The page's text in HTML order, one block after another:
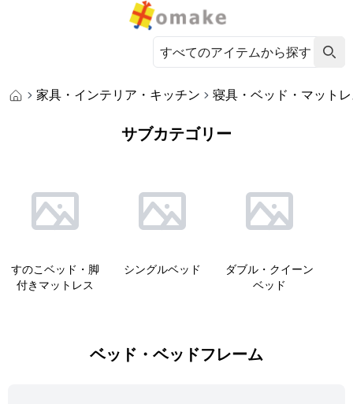
家具・インテリア・キッチン 寝具・ベッド・マット
サブカテゴリー
すのこベッド・脚
付きマットレス
シングルベッド
ダブル・クイーン
ベッド
ベッド・ベッドフレーム